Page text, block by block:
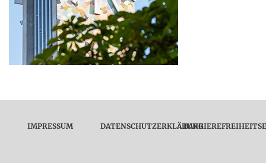
IMPRESSUM DATENSCHUTZERKLÄRUNG